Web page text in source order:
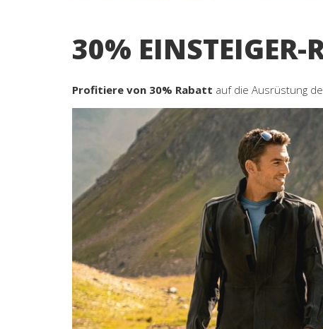
30% EINSTEIGER-
Profitiere von 30% Rabatt auf die Ausrüstung